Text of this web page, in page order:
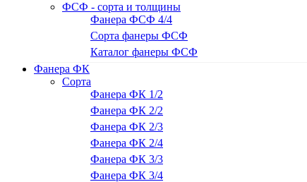
ФСФ - сорта и толщины
Фанера ФСФ 4/4
Сорта фанеры ФСФ
Каталог фанеры ФСФ
Фанера ФК
Сорта
Фанера ФК 1/2
Фанера ФК 2/2
Фанера ФК 2/3
Фанера ФК 2/4
Фанера ФК 3/3
Фанера ФК 3/4